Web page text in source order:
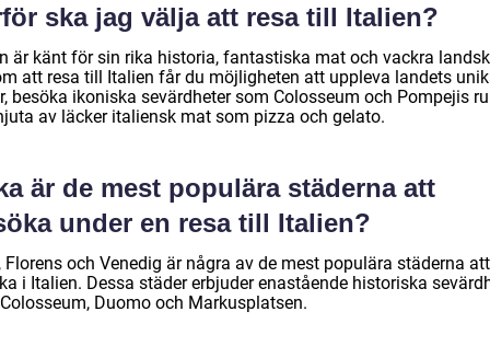
ska jag välja att resa till Italien?
är känt för sin rika historia, fantastiska mat och vackra
att resa till Italien får du möjligheten att uppleva landets
besöka ikoniska sevärdheter som Colosseum och Pompejis
av läcker italiensk mat som pizza och gelato.
är de mest populära städerna att
under en resa till Italien?
Florens och Venedig är några av de mest populära städerna att
i Italien. Dessa städer erbjuder enastående historiska
Duomo och Markusplatsen.